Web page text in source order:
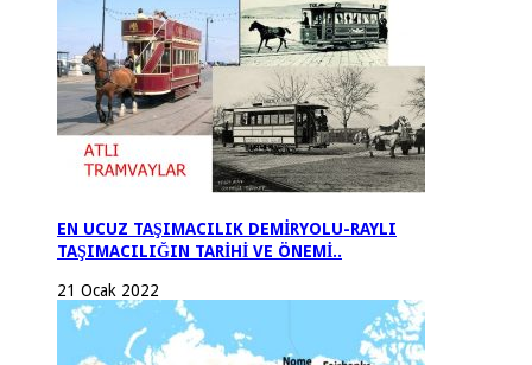
EN UCUZ TAŞIMACILIK DEMİRYOLU-RAYLI
TAŞIMACILIĞIN TARİHİ VE ÖNEMİ..
21 Ocak 2022